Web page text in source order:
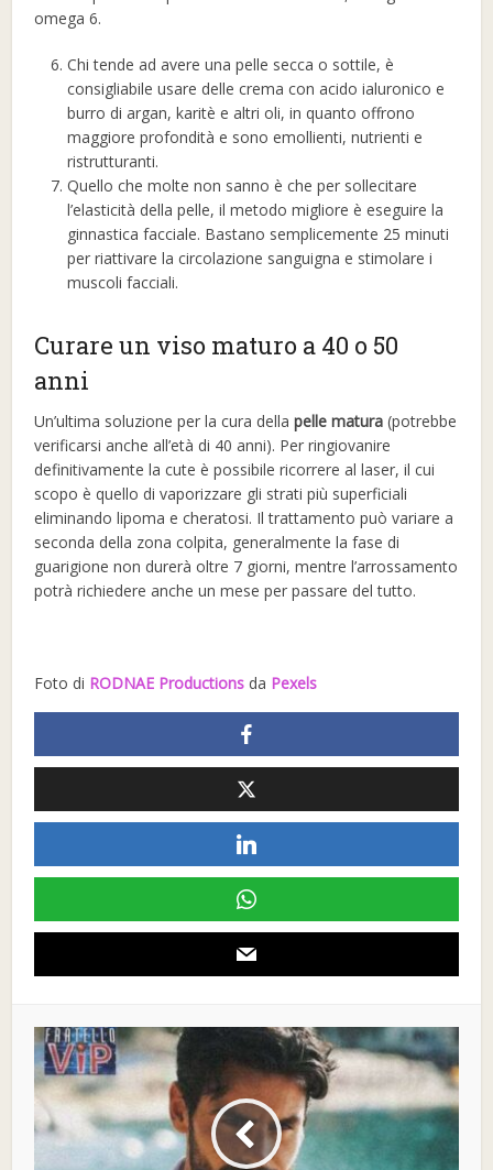
omega 6.
Chi tende ad avere una pelle secca o sottile, è
consigliabile usare delle crema con acido ialuronico e
burro di argan, karitè e altri oli, in quanto offrono
maggiore profondità e sono emollienti, nutrienti e
ristrutturanti.
Quello che molte non sanno è che per sollecitare
l’elasticità della pelle, il metodo migliore è eseguire la
ginnastica facciale. Bastano semplicemente 25 minuti
per riattivare la circolazione sanguigna e stimolare i
muscoli facciali.
Curare un viso maturo a 40 o 50
anni
Un’ultima soluzione per la cura dellapelle matura (potrebbe
verificarsi anche all’età di 40 anni). Per ringiovanire
definitivamente la cute è possibile ricorrere al laser, il cui
scopo è quello di vaporizzare gli strati più superficiali
eliminando lipoma e cheratosi. Il trattamento può variare a
seconda della zona colpita, generalmente la fase di
guarigione non durerà oltre 7 giorni, mentre l’arrossamento
potrà richiedere anche un mese per passare del tutto.
Foto di RODNAE Productions da Pexels